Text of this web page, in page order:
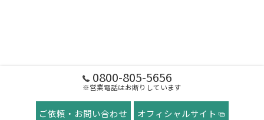
0800-805-5656
※営業電話はお断りしています
ご依頼・お問い合わせ オフィシャルサイト